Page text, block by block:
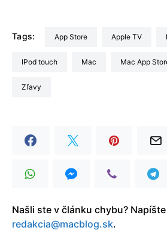
Tags: App Store Apple TV
iPod touch Mac Mac App
zľavy
Našli ste v článku chybu?
redakcia@macblog.sk.